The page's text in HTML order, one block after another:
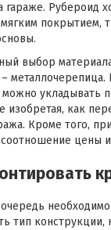
гараже. Рубероид
мягким покрытием,
выбор
металлочерепица.
укладывать
изобретая, как
Кроме того,
цены и
необходимо
тип конструкции,